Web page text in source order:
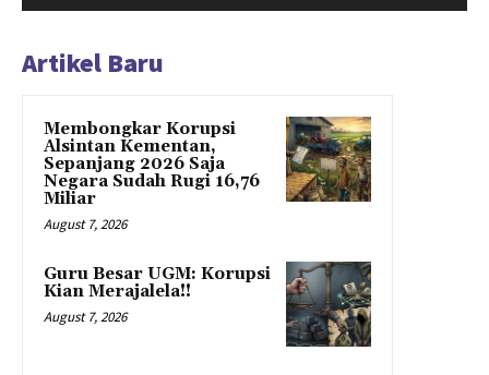
Artikel Baru
Membongkar Korupsi
Alsintan Kementan,
Sepanjang 2026 Saja
Negara Sudah Rugi 16,76
Miliar
August 7, 2026
Guru Besar UGM: Korupsi
Kian Merajalela!!
August 7, 2026